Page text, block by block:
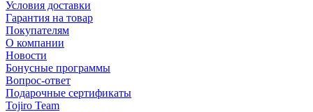
Условия доставки
Гарантия на товар
Покупателям
О компании
Новости
Бонусные программы
Вопрос-ответ
Подарочные сертификаты
Tojiro Team